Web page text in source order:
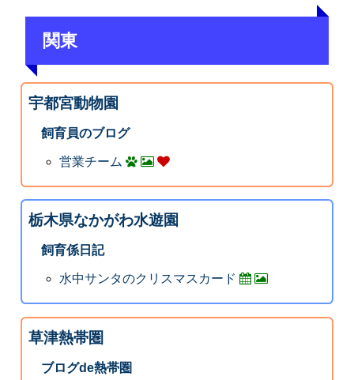
関東
宇都宮動物園
飼育員のブログ
営業チーム
栃木県なかがわ水遊園
飼育係日記
水中サンタのクリスマスカード
草津熱帯圏
ブログde熱帯圏